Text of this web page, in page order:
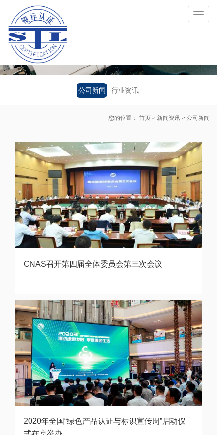
公司新闻 行业资讯
您的位置： 首页 > 新闻资讯 > 公司新闻
CNAS召开第四届全体委员会第三次会议
2020年全国“绿色产品认证与标识宣传周”启动仪